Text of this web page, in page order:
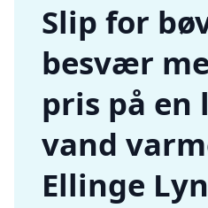
Slip for
besvær
pris på
vand
Ellinge